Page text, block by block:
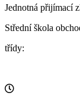
Jednotná přijímací
Střední škola
třídy: